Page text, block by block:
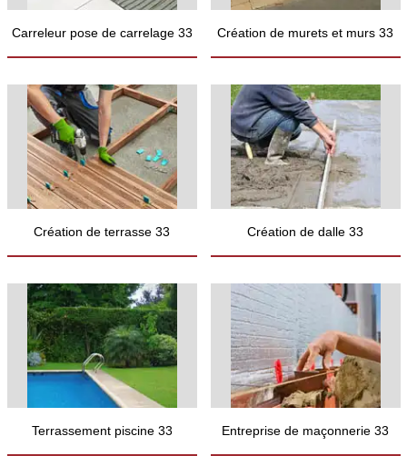
Carreleur pose de carrelage 33 Création de murets et murs 33
Création de terrasse 33 Création de dalle 33
Terrassement piscine 33 Entreprise de maçonnerie 33